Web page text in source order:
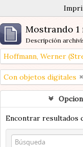
Mostrando
Descripción
Con objetos digitales
Encontrar resultados